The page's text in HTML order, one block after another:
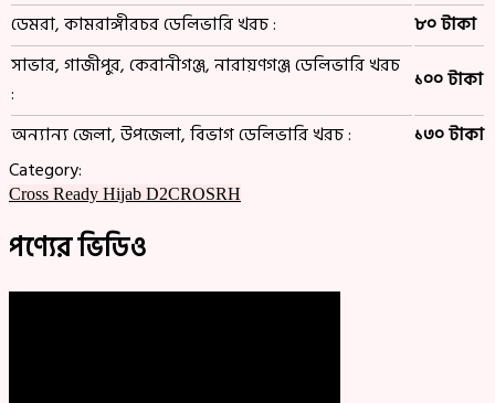
ডেমরা, কামরাঙ্গীরচর ডেলিভারি খরচ :
৮০ টাকা
সাভার, গাজীপুর, কেরানীগঞ্জ, নারায়ণগঞ্জ ডেলিভারি খরচ
:
১০০ টাকা
অন্যান্য জেলা, উপজেলা, বিভাগ ডেলিভারি খরচ :
১৩০ টাকা
Category:
Cross Ready Hijab D2CROSRH
পণ্যের ভিডিও